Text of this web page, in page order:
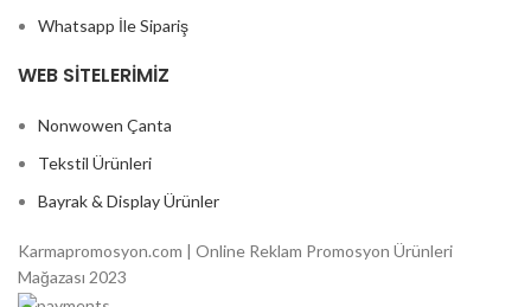
Whatsapp İle Sipariş
WEB SITELERIMIZ
Nonwowen Çanta
Tekstil Ürünleri
Bayrak & Display Ürünler
Karmapromosyon.com | Online Reklam Promosyon Ürünleri
Mağazası 2023